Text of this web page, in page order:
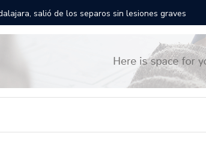
de Guadalajara: aparta la fecha